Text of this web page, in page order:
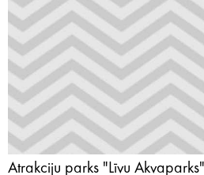
Atrakciju parks "Līvu Akvaparks"